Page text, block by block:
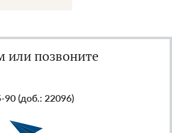
позвоните
90 (доб.: 22096)